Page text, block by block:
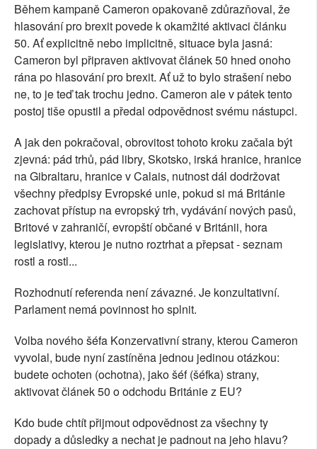
Během kampaně Cameron opakovaně zdůrazňoval, že
hlasování pro brexit povede k okamžité aktivaci článku
50. Ať explicitně nebo implicitně, situace byla jasná:
Cameron byl připraven aktivovat článek 50 hned onoho
rána po hlasování pro brexit. Ať už to bylo strašení nebo
ne, to je teď tak trochu jedno. Cameron ale v pátek tento
postoj tiše opustil a předal odpovědnost svému nástupci.
A jak den pokračoval, obrovitost tohoto kroku začala být
zjevná: pád trhů, pád libry, Skotsko, irská hranice, hranice
na Gibraltaru, hranice v Calais, nutnost dál dodržovat
všechny předpisy Evropské unie, pokud si má Británie
zachovat přístup na evropský trh, vydávání nových pasů,
Britové v zahraničí, evropští občané v Británii, hora
legislativy, kterou je nutno roztrhat a přepsat - seznam
rostl a rostl...
Rozhodnutí referenda není závazné. Je konzultativní.
Parlament nemá povinnost ho splnit.
Volba nového šéfa Konzervativní strany, kterou Cameron
vyvolal, bude nyní zastíněna jednou jedinou otázkou:
budete ochoten (ochotna), jako šéf (šéfka) strany,
aktivovat článek 50 o odchodu Británie z EU?
Kdo bude chtít přijmout odpovědnost za všechny ty
dopady a důsledky a nechat je padnout na jeho hlavu?